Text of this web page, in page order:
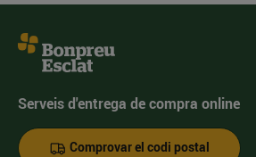
Serveis d'entrega de compra online
Comprovar el codi postal